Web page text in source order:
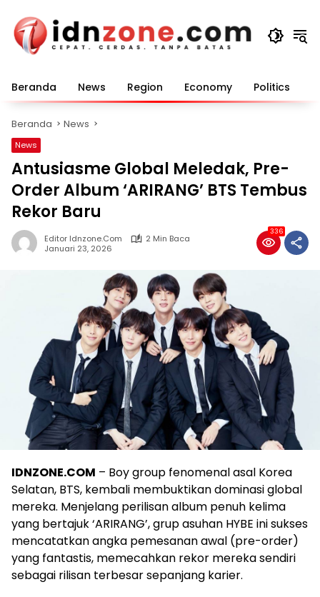
konten
Beranda News Region Economy Politics
Beranda News
News
Antusiasme Global Meledak, Pre-
Order Album ‘ARIRANG’ BTS Tembus
Rekor Baru
Editor Idnzone.com
2 Min Baca
Januari 23, 2026
336
IDNZONE.COM – Boy group fenomenal asal Korea
Selatan, BTS, kembali membuktikan dominasi global
mereka. Menjelang perilisan album penuh kelima
yang bertajuk ‘ARIRANG’, grup asuhan HYBE ini sukses
mencatatkan angka pemesanan awal (pre-order)
yang fantastis, memecahkan rekor mereka sendiri
sebagai rilisan terbesar sepanjang karier.